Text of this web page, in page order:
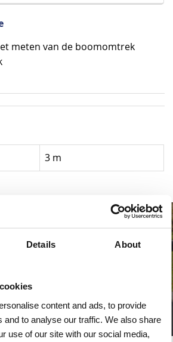
Details About
content and ads, to provide
and to analyse our traffic. We also share
use of our site with our social media,
meten van de boomomtrek
3 m